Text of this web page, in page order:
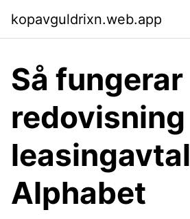
kopavguldrixn.web.app
Så fungerar
redovisning
leasingavtal
Alphabet